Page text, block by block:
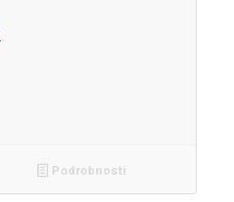
Podrobnosti